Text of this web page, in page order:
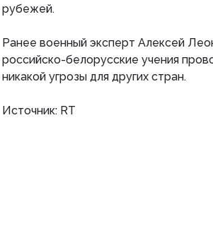
рубежей.
Ранее военный эксперт Алексей
российско-белорусские учения
никакой угрозы для других стран.
Источник: RT